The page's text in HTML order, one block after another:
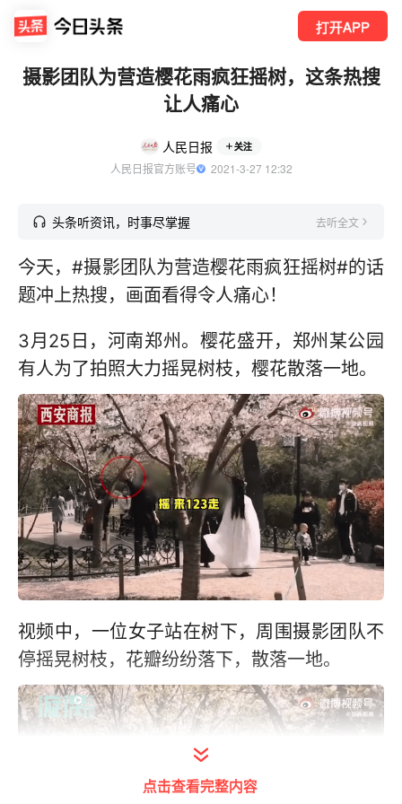
打开APP
摄影团队为营造樱花雨疯狂摇树，这条热搜
让人痛心
人民日报 关注
人民日报官方账号
  2021-3-27 12:32
头条听资讯，时事尽掌握 去听全文
今天，#摄影团队为营造樱花雨疯狂摇树#的话
题冲上热搜，画面看得令人痛心！
3月25日，河南郑州。樱花盛开，郑州某公园
有人为了拍照大力摇晃树枝，樱花散落一地。
视频中，一位女子站在树下，周围摄影团队不
停摇晃树枝，花瓣纷纷落下，散落一地。
点击查看完整内容